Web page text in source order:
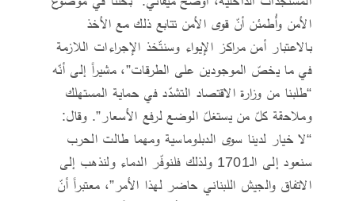
الأمن وأُطمئن أنّ قوى الأمن تتابع ذلك مع الأخذ
بالاعتبار أمن مراكز الإيواء وسنتّخذ الإجراءات اللازمة
في ما يخصّ الموجودين على الطرقات”، مشيراً إلى أنّه
“طلبنا من وزارة الاقتصاد التشدّد في حماية المستهلك
وملاحقة كلّ من يستغلّ الوضع لرفع الأسعار”. وقال:
“لا خيار لدينا سوى الدبلوماسية ومهما طالت الحرب
سنعود إلى الـ1701 ولذلك فلنوفّر الدماء ولنذهب إلى
الاتفاق والجيش اللبناني حاضر لهذا الأمر”، معتبراً أنّ